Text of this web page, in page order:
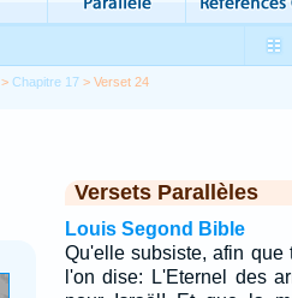
>Chapitre 17 > Verset 24
Versets Parallèles
Louis Segond Bible
Qu'elle subsiste, afin
l'on dise: L'Eternel des